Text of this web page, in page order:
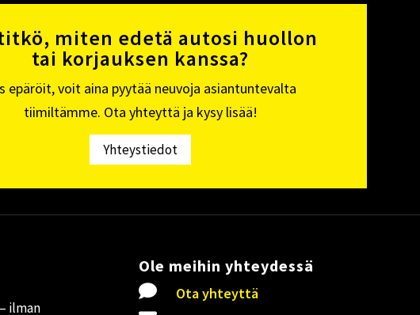
miten edetä autosi huollon
tai korjauksen kanssa?
epäröit, voit aina pyytää neuvoja asiantuntevalta
tiimiltämme. Ota yhteyttä ja kysy lisää!
Yhteystiedot
ilman
Ole meihin yhteydessä

Ota yhteyttä